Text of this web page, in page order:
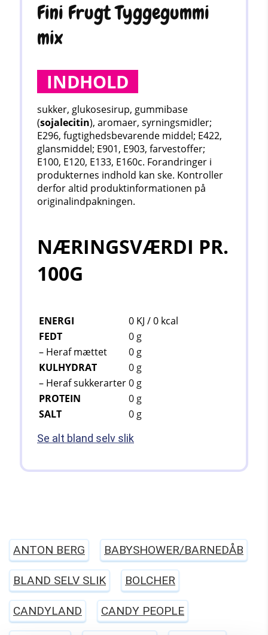
Fini Frugt Tyggegummi
mix
INDHOLD
sukker, glukosesirup, gummibase
(sojalecitin), aromaer, syrningsmidler;
E296, fugtighedsbevarende middel; E422,
glansmiddel; E901, E903, farvestoffer;
E100, E120, E133, E160c. Forandringer i
produkternes indhold kan ske. Kontroller
derfor altid produktinformationen på
originalindpakningen.
NÆRINGSVÆRDI PR.
100G
ENERGI 0 KJ / 0 kcal
FEDT
0 g
– Heraf mættet
0 g
KULHYDRAT
0 g
– Heraf sukkerarter0 g
PROTEIN
0 g
SALT
0 g
Se alt bland selv slik
ANTON BERG BABYSHOWER/BARNEDÅB
BLAND SELV SLIK BOLCHER
CANDYLAND CANDY PEOPLE